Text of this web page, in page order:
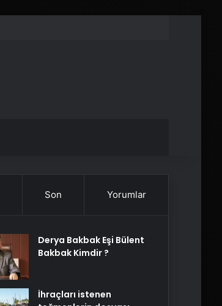
Son Yorumlar
Derya Bakbak Eşi Bülent
Bakbak Kimdir ?
İhraçları istenen